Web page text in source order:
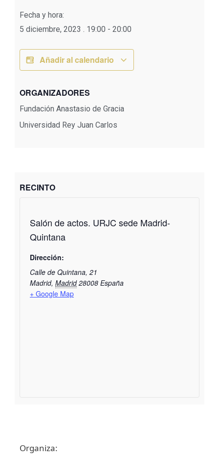
Fecha y hora:
5 diciembre, 2023 . 19:00 - 20:00
Añadir al calendario
ORGANIZADORES
Fundación Anastasio de Gracia
Universidad Rey Juan Carlos
RECINTO
Salón de actos. URJC sede Madrid-
Quintana
Dirección:
Calle de Quintana, 21
Madrid, Madrid 28008 España
+ Google Map
Organiza: